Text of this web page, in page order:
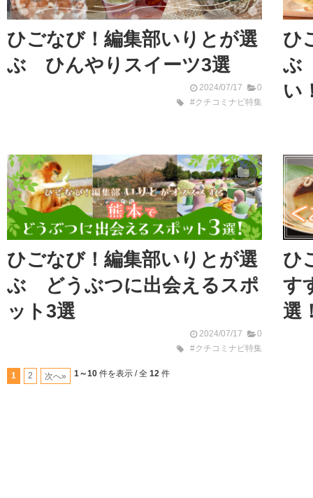
ひごなび！編集部いりとが選
ぶ ひんやりスイーツ3選
2024/07/17
0
#クチコミナビ特集
ひ
ぶ
い
ひごなび！編集部いりとが選
ぶ どうぶつに出会えるスポ
ット3選
2024/07/17
0
#クチコミナビ特集
ひ
す
選
1 2 次へ» 1～10 件を表示 / 全 12 件